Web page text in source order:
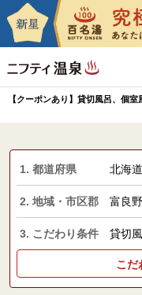
【クーポンあり】貸切風呂、個
1. 都道府県 北海道
2. 地域・市区郡 富良
3. こだわり条件 貸切
こだ